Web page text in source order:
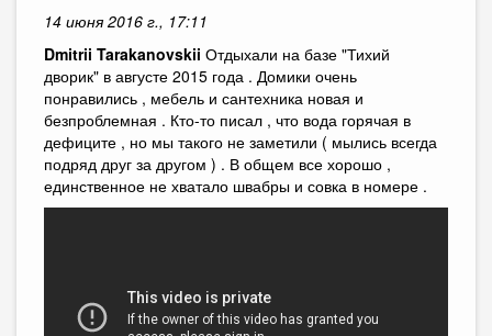
14 июня 2016 г., 17:11
Dmitrii Tarakanovskii Отдыхали на базе "Тихий
дворик" в августе 2015 года . Домики очень
понравились , мебель и сантехника новая и
безпроблемная . Кто-то писал , что вода горячая в
дефиците , но мы такого не заметили ( мылись всегда
подряд друг за другом ) . В общем все хорошо ,
единственное не хватало швабры и совка в номере .